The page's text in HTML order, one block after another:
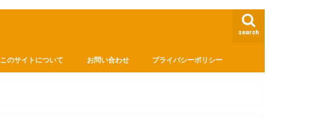
search
このサイトについて お問い合わせ プライバシーポリシー